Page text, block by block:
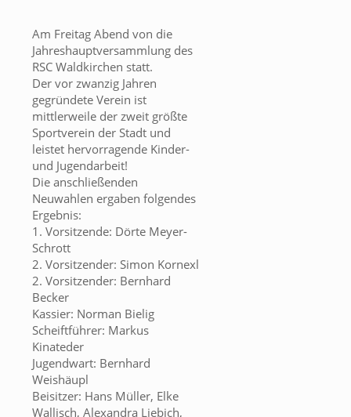
Am Freitag Abend von die
Jahreshauptversammlung des
RSC Waldkirchen statt.
Der vor zwanzig Jahren
gegründete Verein ist
mittlerweile der zweit größte
Sportverein der Stadt und
leistet hervorragende Kinder-
und Jugendarbeit!
Die anschließenden
Neuwahlen ergaben folgendes
Ergebnis:
1. Vorsitzende: Dörte Meyer-
Schrott
2. Vorsitzender: Simon Kornexl
2. Vorsitzender: Bernhard
Becker
Kassier: Norman Bielig
Scheiftführer: Markus
Kinateder
Jugendwart: Bernhard
Weishäupl
Beisitzer: Hans Müller, Elke
Wallisch, Alexandra Liebich,